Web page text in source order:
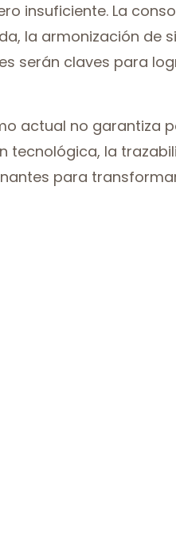
insuficiente. La
la armonización de
serán claves para
actual no garantiza
tecnológica, la
para